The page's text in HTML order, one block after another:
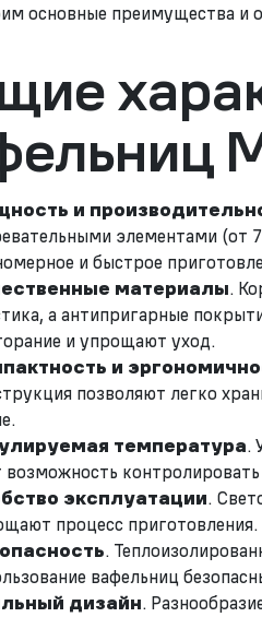
основные преимущества и
и
элементами (от
и быстрое
материалы.
а антипригарные
и упрощают уход.
и
позволяют легко
температура.
возможность
эксплуатации.
процесс приготовления.
.
вафельниц
дизайн.